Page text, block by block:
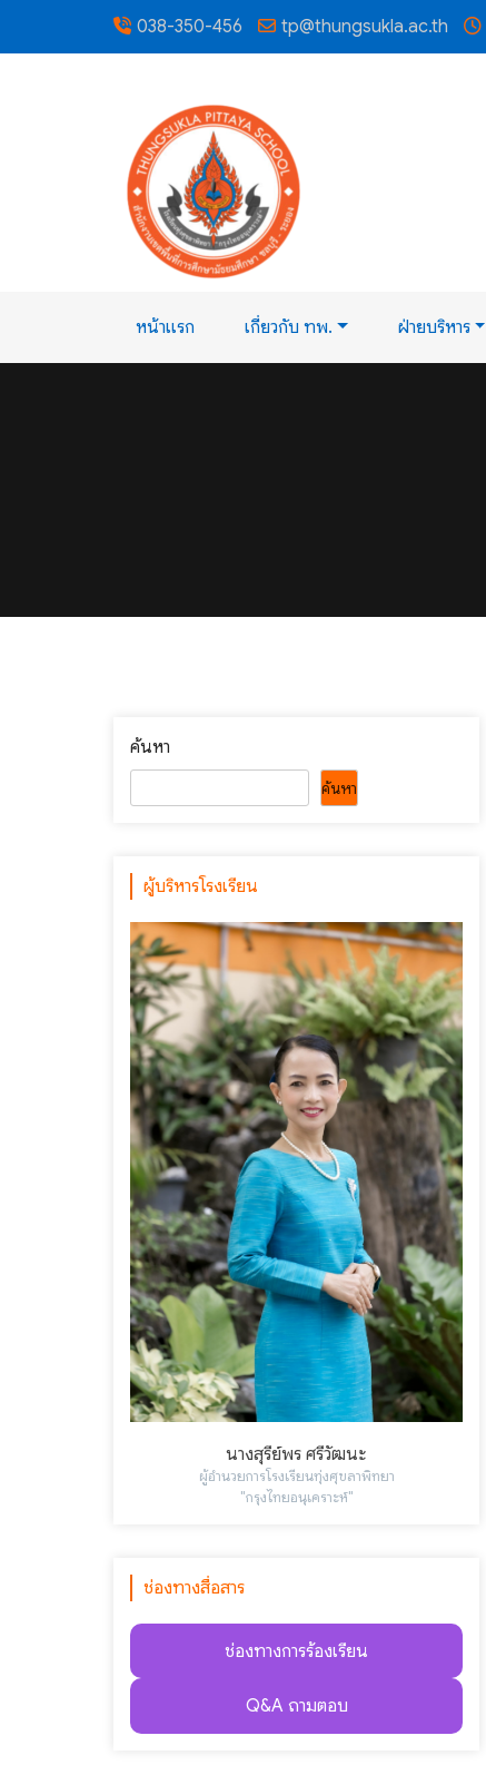
038-350-456 tp@thungsukla.ac.th
หน้าแรก เกี่ยวกับ ทพ. ฝ่ายบริหาร
ค้นหา
ค้นหา
ผู้บริหารโรงเรียน
นางสุรีย์พร ศรีวัฒนะ
ผู้อำนวยการโรงเรียนทุ่งศุขลาพิทยา
"กรุงไทยอนุเคราะห์"
ช่องทางสื่อสาร
ช่องทางการร้องเรียน
Q&A ถามตอบ